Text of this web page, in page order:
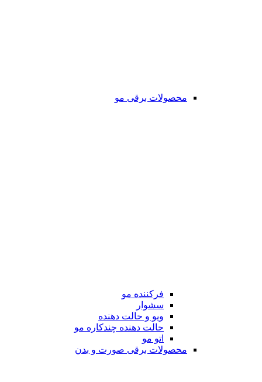
محصولات برقی مو
فرکننده مو
سشوار
ویو و حالت دهنده
حالت دهنده چندکاره مو
اتو مو
محصولات برقی صورت و بدن